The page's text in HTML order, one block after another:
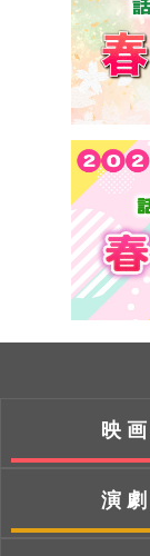
映画
演劇